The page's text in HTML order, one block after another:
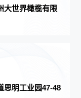
大世界橄榄有限
思明工业园47-48